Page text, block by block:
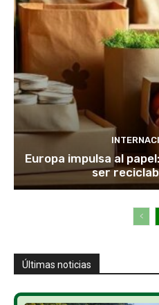
Europa impulsa al
ser
Últimas noticias